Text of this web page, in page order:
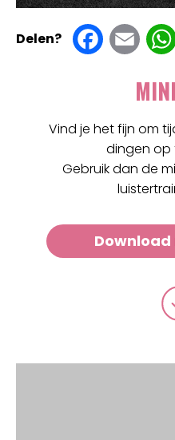
Delen?
F
e
b
o
o
k
E
ai
l
Vind je het fijn om
dingen op
Gebruik dan de